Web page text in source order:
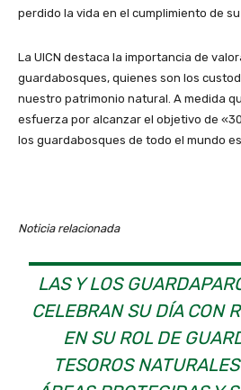
perdido la vida en el cumplimiento de
La UICN destaca la importancia de
guardabosques, quienes son los
nuestro patrimonio natural. A medida
esfuerza por alcanzar el objetivo de
los guardabosques de todo el mundo
Noticia relacionada
LAS Y LOS
CELEBRAN SU DÍA CON
EN SU ROL DE
TESOROS